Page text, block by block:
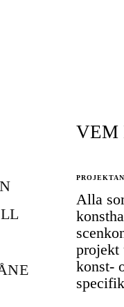
VEM
Alla
projekt
konst-